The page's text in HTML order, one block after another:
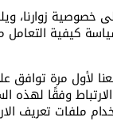
زوارنا،
كيفية التعامل
لأول مرة توافق
وفقًا لهذه
ملفات تعريف